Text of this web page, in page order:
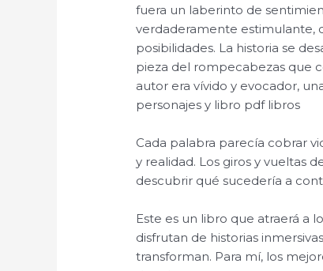
fuera un laberinto de
verdaderamente estimulante,
posibilidades. La historia se
pieza del rompecabezas que
autor era vívido y evocador,
personajes y libro pdf libros
Cada palabra parecía cobrar
y realidad. Los giros y vueltas
descubrir qué sucedería a
Este es un libro que atraerá a
disfrutan de historias
transforman. Para mí, los